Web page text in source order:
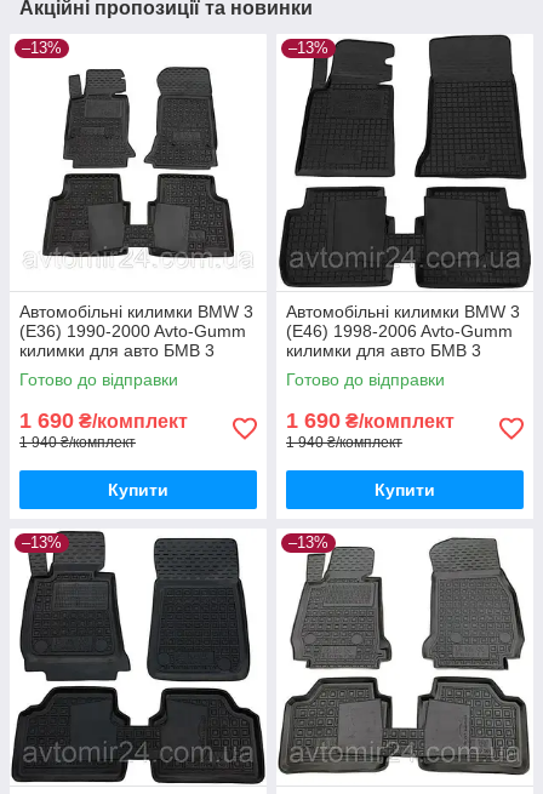
Акційні пропозиції та новинки
–13%
Автомобільні килимки BMW 3
(E36) 1990-2000 Avto-Gumm
килимки для авто БМВ 3
(Е36) 1990-2000 Автогум
Готово до відправки
1 690 ₴/комплект
1 940 ₴/комплект
Купити
–13%
Автомобільні килимки BMW 3
(E46) 1998-2006 Avto-Gumm
килимки для авто БМВ 3
(Е46) 1998-2006 Автогум
Готово до відправки
1 690 ₴/комплект
1 940 ₴/комплект
Купити
–13% –13%